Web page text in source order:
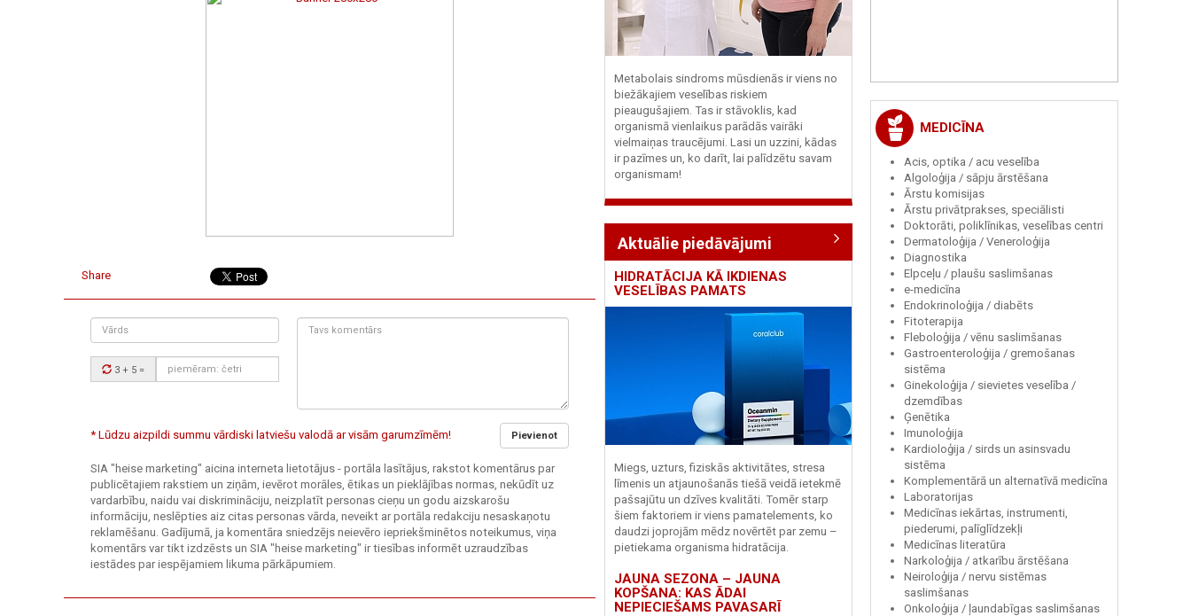
Share
Vārds
Drošības
kods:
3 + 5 =
Tavs
Pievienot
* Lūdzu aizpildi summu vārdiski latviešu valodā ar visām garumzīmēm!
SIA "heise marketing" aicina interneta lietotājus - portāla lasītājus, rakstot komentārus par
publicētajiem rakstiem un ziņām, ievērot morāles, ētikas un pieklājības normas, nekūdīt uz
vardarbību, naidu vai diskrimināciju, neizplatīt personas cieņu un godu aizskarošu
informāciju, neslēpties aiz citas personas vārda, neveikt ar portāla redakciju nesaskaņotu
reklamēšanu. Gadījumā, ja komentāra sniedzējs neievēro iepriekšminētos noteikumus, viņa
komentārs var tikt izdzēsts un SIA "heise marketing" ir tiesības informēt uzraudzības
iestādes par iespējamiem likuma pārkāpumiem.
Metabolais sindroms mūsdienās ir viens no
biežākajiem veselības riskiem
pieaugušajiem. Tas ir stāvoklis, kad
organismā vienlaikus parādās vairāki
vielmaiņas traucējumi. Lasi un uzzini, kādas
ir pazīmes un, ko darīt, lai palīdzētu savam
organismam!
Aktuālie piedāvājumi
HIDRATĀCIJA KĀ IKDIENAS
VESELĪBAS PAMATS
Miegs, uzturs, fiziskās aktivitātes, stresa
līmenis un atjaunošanās tiešā veidā ietekmē
pašsajūtu un dzīves kvalitāti. Tomēr starp
šiem faktoriem ir viens pamatelements, ko
daudzi joprojām mēdz novērtēt par zemu –
pietiekama organisma hidratācija.
JAUNA SEZONA – JAUNA
KOPŠANA: KAS ĀDAI
NEPIECIEŠAMS PAVASARĪ
MEDICĪNA
Acis, optika / acu veselība
Algoloģija / sāpju ārstēšana
Ārstu komisijas
Ārstu privātprakses, speciālisti
Doktorāti, poliklīnikas, veselības centri
Dermatoloģija / Veneroloģija
Diagnostika
Elpceļu / plaušu saslimšanas
e-medicīna
Endokrinoloģija / diabēts
Fitoterapija
Fleboloģija / vēnu saslimšanas
Gastroenteroloģija / gremošanas
sistēma
Ginekoloģija / sievietes veselība /
dzemdības
Ģenētika
Imunoloģija
Kardioloģija / sirds un asinsvadu
sistēma
Komplementārā un alternatīvā medicīna
Laboratorijas
Medicīnas iekārtas, instrumenti,
piederumi, palīglīdzekļi
Medicīnas literatūra
Narkoloģija / atkarību ārstēšana
Neiroloģija / nervu sistēmas
saslimšanas
Onkoloģija / ļaundabīgas saslimšanas